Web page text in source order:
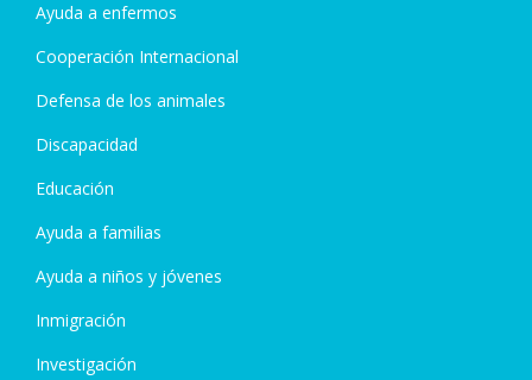
Ayuda a enfermos
Cooperación Internacional
Defensa de los animales
Discapacidad
Educación
Ayuda a familias
Ayuda a niños y jóvenes
Inmigración
Investigación